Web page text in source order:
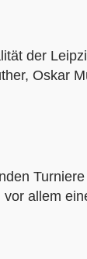
der
Oskar
allem